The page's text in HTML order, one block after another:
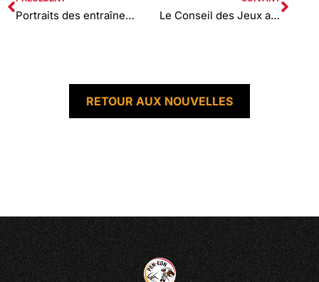
Portraits des entraîneurs – CNAH 2024 Le Conseil des Jeux autochtones de l’Amérique du Nord révoque les droits d’organisation des Jeux à Calgary.
RETOUR AUX NOUVELLES